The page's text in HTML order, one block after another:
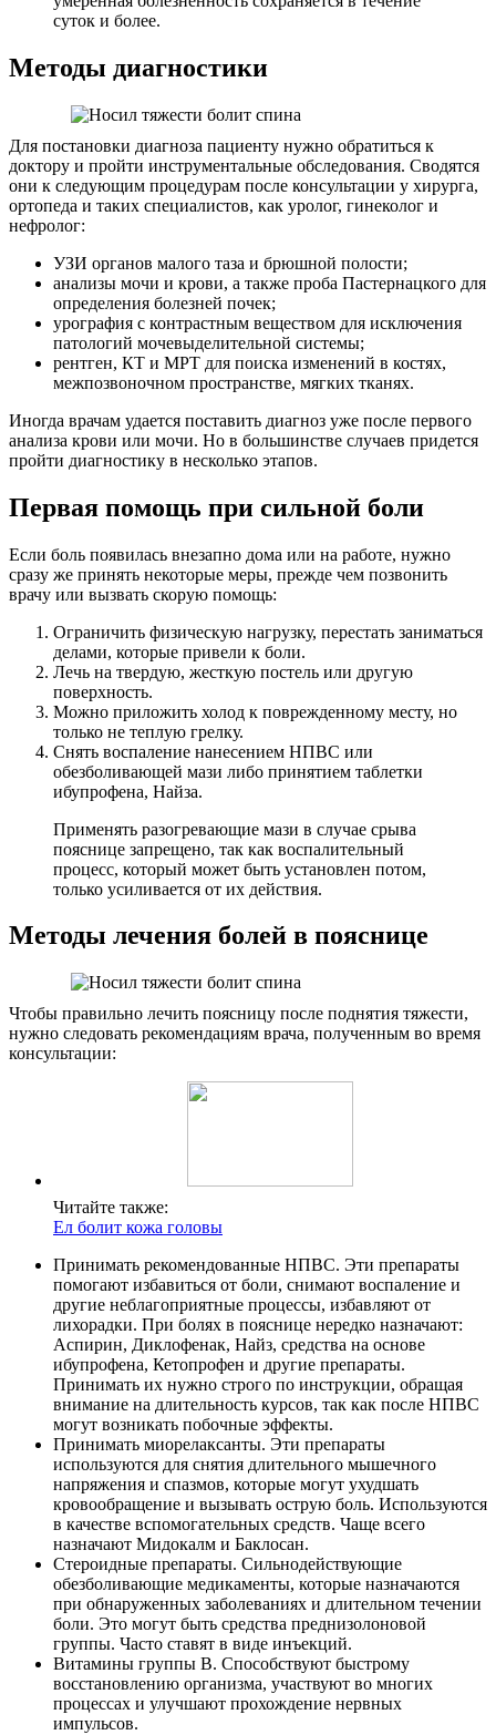
суток и более.
Методы диагностики
Для постановки диагноза пациенту нужно обратиться к
доктору и пройти инструментальные обследования. Сводятся
они к следующим процедурам после консультации у хирурга,
ортопеда и таких специалистов, как уролог, гинеколог и
нефролог:
УЗИ органов малого таза и брюшной полости;
анализы мочи и крови, а также проба Пастернацкого для
определения болезней почек;
урография с контрастным веществом для исключения
патологий мочевыделительной системы;
рентген, КТ и МРТ для поиска изменений в костях,
межпозвоночном пространстве, мягких тканях.
Иногда врачам удается поставить диагноз уже после первого
анализа крови или мочи. Но в большинстве случаев придется
пройти диагностику в несколько этапов.
Первая помощь при сильной боли
Если боль появилась внезапно дома или на работе, нужно
сразу же принять некоторые меры, прежде чем позвонить
врачу или вызвать скорую помощь:
Ограничить физическую нагрузку, перестать заниматься
делами, которые привели к боли.
Лечь на твердую, жесткую постель или другую
поверхность.
Можно приложить холод к поврежденному месту, но
только не теплую грелку.
Снять воспаление нанесением НПВС или
обезболивающей мази либо принятием таблетки
ибупрофена, Найза.
Применять разогревающие мази в случае срыва
пояснице запрещено, так как воспалительный
процесс, который может быть установлен потом,
только усиливается от их действия.
Методы лечения болей в пояснице
Чтобы правильно лечить поясницу после поднятия тяжести,
нужно следовать рекомендациям врача, полученным во время
консультации:
Читайте также:
Ел болит кожа головы
Принимать рекомендованные НПВС. Эти препараты
помогают избавиться от боли, снимают воспаление и
другие неблагоприятные процессы, избавляют от
лихорадки. При болях в пояснице нередко назначают:
Аспирин, Диклофенак, Найз, средства на основе
ибупрофена, Кетопрофен и другие препараты.
Принимать их нужно строго по инструкции, обращая
внимание на длительность курсов, так как после НПВС
могут возникать побочные эффекты.
Принимать миорелаксанты. Эти препараты
используются для снятия длительного мышечного
напряжения и спазмов, которые могут ухудшать
кровообращение и вызывать острую боль. Используются
в качестве вспомогательных средств. Чаще всего
назначают Мидокалм и Баклосан.
Стероидные препараты. Сильнодействующие
обезболивающие медикаменты, которые назначаются
при обнаруженных заболеваниях и длительном течении
боли. Это могут быть средства преднизолоновой
группы. Часто ставят в виде инъекций.
Витамины группы B. Способствуют быстрому
восстановлению организма, участвуют во многих
процессах и улучшают прохождение нервных
импульсов.